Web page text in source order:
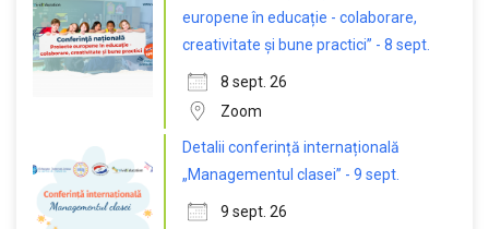
europene în educație - colaborare,
creativitate și bune practici” - 8 sept.
8 sept. 26
Zoom
Detalii conferință internațională
„Managementul clasei” - 9 sept.
9 sept. 26